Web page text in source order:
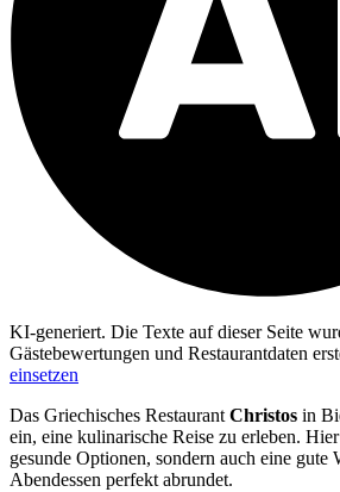
KI-generiert. Die Texte auf dieser Seite
Gästebewertungen und Restaurantdaten
einsetzen
Das Griechisches RestaurantChristos in
ein, eine kulinarische Reise zu erleben.
gesunde Optionen, sondern auch eine gute
Abendessen perfekt abrundet.